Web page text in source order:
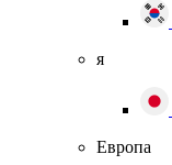
я
Европа